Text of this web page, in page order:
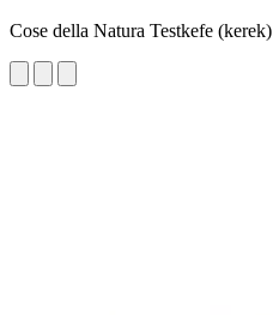
Cose della Natura Testkefe (kerek)